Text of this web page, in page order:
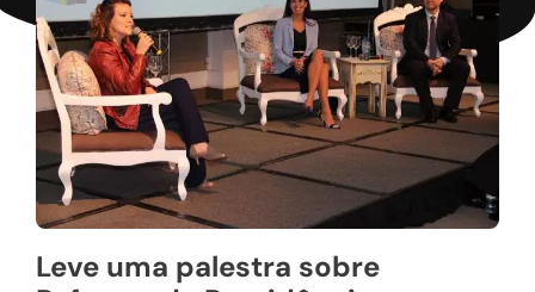
Leve uma palestra sobre